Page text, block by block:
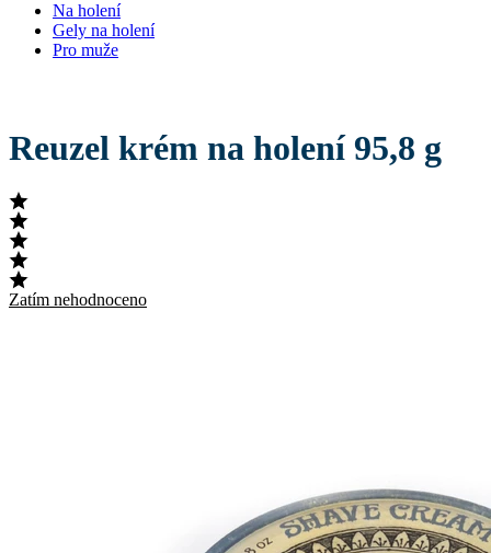
Na holení
Gely na holení
Pro muže
Reuzel krém na holení 95,8 g
Zatím nehodnoceno